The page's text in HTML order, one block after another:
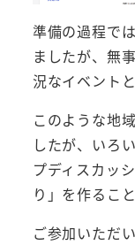
準備の過程で
ましたが、無
況なイベント
このような地
したが、いろ
プディスカッ
り」を作るこ
ご参加いただ